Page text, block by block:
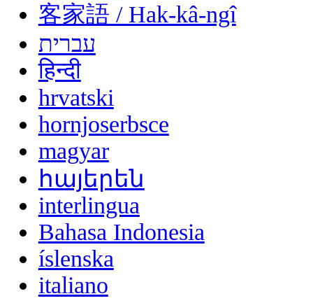
客家語 / Hak-kâ-ngî
עברית
हिन्दी
hrvatski
hornjoserbsce
magyar
հայերեն
interlingua
Bahasa Indonesia
íslenska
italiano